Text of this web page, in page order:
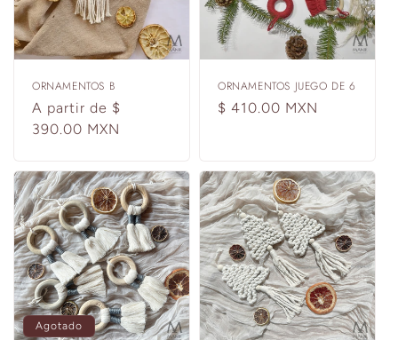
ORNAMENTOS B
Precio
habitual
A partir de $
390.00 MXN
ORNAMENTOS JUEGO DE 6
Precio
$ 410.00 MXN
Agotado